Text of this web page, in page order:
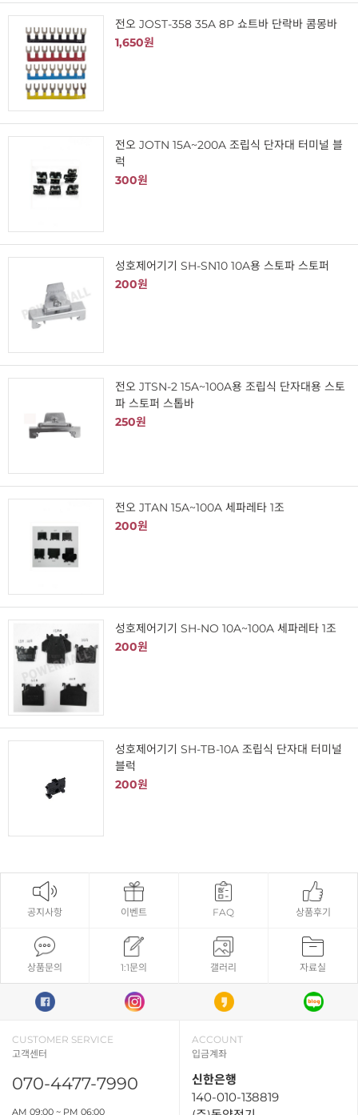
전오 JOST-358 35A 8P 쇼트바 단락바 콤몽바
1,650원
전오 JOTN 15A~200A 조립식 단자대 터미널 블
럭
300원
성호제어기기 SH-SN10 10A용 스토파 스토퍼
200원
전오 JTSN-2 15A~100A용 조립식 단자대용 스토
파 스토퍼 스톱바
250원
전오 JTAN 15A~100A 세파레타 1조
200원
성호제어기기 SH-NO 10A~100A 세파레타 1조
200원
성호제어기기 SH-TB-10A 조립식 단자대 터미널
블럭
200원
공지사항 이벤트 FAQ 상품후기
상품문의 1:1문의 갤러리 자료실
CUSTOMER SERVICE
고객센터
070-4477-7990
AM 09:00 ~ PM 06:00
ACCOUNT
입금계좌
신한은행
140-010-138819